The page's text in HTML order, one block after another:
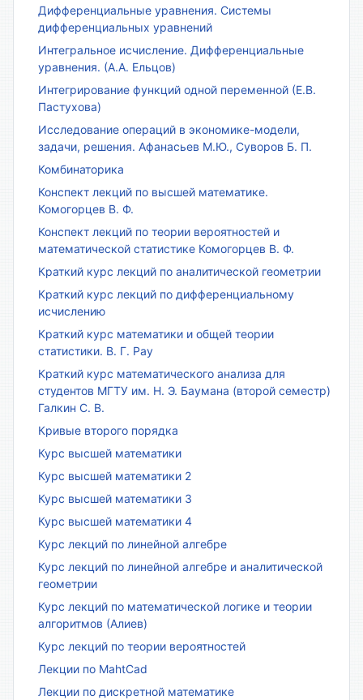
Дифференциальные уравнения. Системы
дифференциальных уравнений
Интегральное исчисление. Дифференциальные
уравнения. (А.А. Ельцов)
Интегрирование функций одной переменной (Е.В.
Пастухова)
Исследование операций в экономике-модели,
задачи, решения. Афанасьев М.Ю., Суворов Б. П.
Комбинаторика
Конспект лекций по высшей математике.
Комогорцев В. Ф.
Конспект лекций по теории вероятностей и
математической статистике Комогорцев В. Ф.
Краткий курс лекций по аналитической геометрии
Краткий курс лекций по дифференциальному
исчислению
Краткий курс математики и общей теории
статистики. В. Г. Рау
Краткий курс математического анализа для
студентов МГТУ им. Н. Э. Баумана (второй семестр)
Галкин С. В.
Кривые второго порядка
Курс высшей математики
Курс высшей математики 2
Курс высшей математики 3
Курс высшей математики 4
Курс лекций по линейной алгебре
Курс лекций по линейной алгебре и аналитической
геометрии
Курс лекций по математической логике и теории
алгоритмов (Алиев)
Курс лекций по теории вероятностей
Лекции по MahtCad
Лекции по дискретной математике